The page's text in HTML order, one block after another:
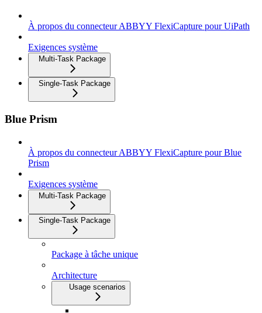
À propos du connecteur ABBYY FlexiCapture pour UiPath
Exigences système
Multi-Task Package
Single-Task Package
Blue Prism
À propos du connecteur ABBYY FlexiCapture pour Blue
Prism
Exigences système
Multi-Task Package
Single-Task Package
Package à tâche unique
Architecture
Usage scenarios